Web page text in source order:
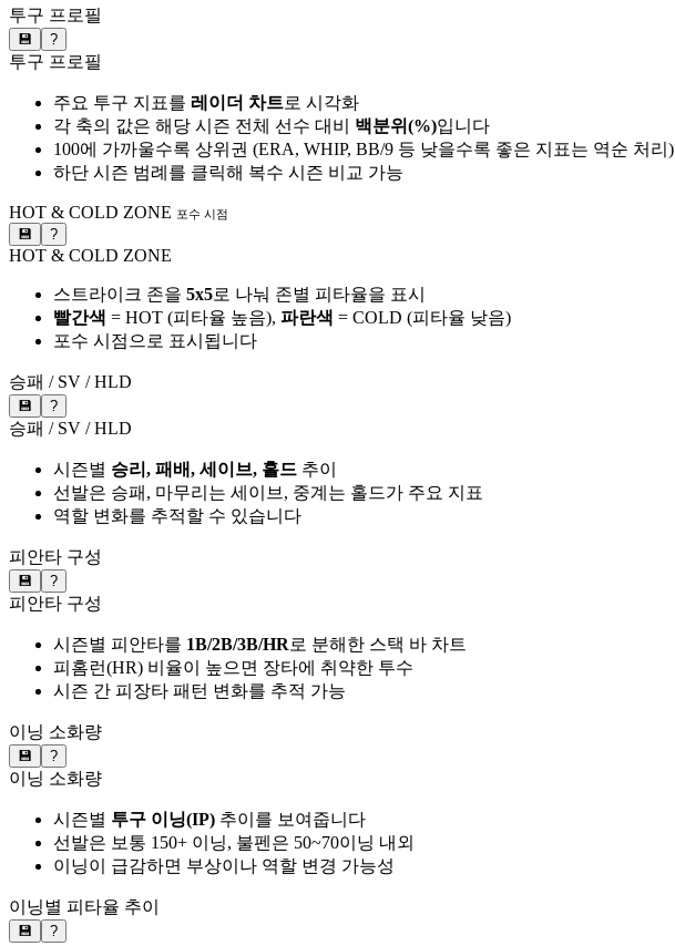
투구 프로필
💾 ?
투구 프로필
주요 투구 지표를 레이더 차트로 시각화
각 축의 값은 해당 시즌 전체 선수 대비 백분위(%)입니다
100에 가까울수록 상위권 (ERA, WHIP, BB/9 등 낮을수록 좋은 지표는 역순 처리)
하단 시즌 범례를 클릭해 복수 시즌 비교 가능
HOT & COLD ZONE 포수 시점
💾 ?
HOT & COLD ZONE
스트라이크 존을 5x5로 나눠 존별 피타율을 표시
빨간색 = HOT (피타율 높음), 파란색 = COLD (피타율 낮음)
포수 시점으로 표시됩니다
승패 / SV / HLD
💾 ?
승패 / SV / HLD
시즌별 승리, 패배, 세이브, 홀드 추이
선발은 승패, 마무리는 세이브, 중계는 홀드가 주요 지표
역할 변화를 추적할 수 있습니다
피안타 구성
💾 ?
피안타 구성
시즌별 피안타를 1B/2B/3B/HR로 분해한 스택 바 차트
피홈런(HR) 비율이 높으면 장타에 취약한 투수
시즌 간 피장타 패턴 변화를 추적 가능
이닝 소화량
💾 ?
이닝 소화량
시즌별 투구 이닝(IP) 추이를 보여줍니다
선발은 보통 150+ 이닝, 불펜은 50~70이닝 내외
이닝이 급감하면 부상이나 역할 변경 가능성
이닝별 피타율 추이
💾 ?